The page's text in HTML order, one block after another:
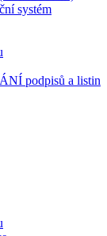
systém
podpisů a listin